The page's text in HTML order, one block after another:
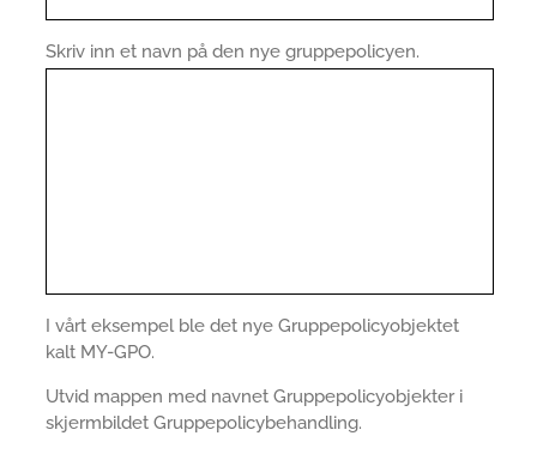
Skriv inn et navn på den nye gruppepolicyen.
I vårt eksempel ble det nye Gruppepolicyobjektet
kalt MY-GPO.
Utvid mappen med navnet Gruppepolicyobjekter i
skjermbildet Gruppepolicybehandling.